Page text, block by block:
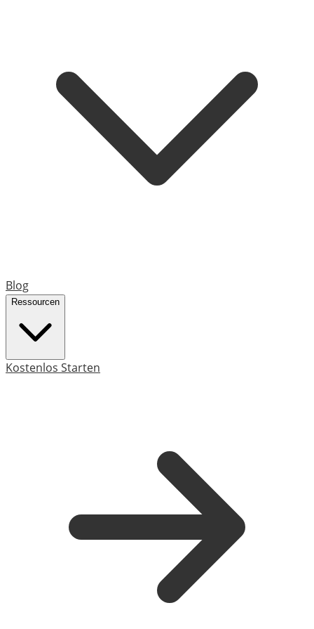
Blog
Ressourcen
Kostenlos Starten